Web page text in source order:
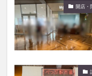
開店・